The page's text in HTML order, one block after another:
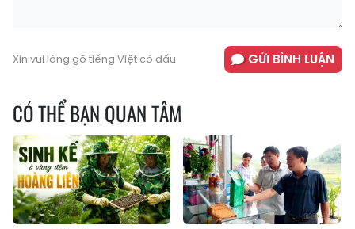
Xin vui lòng gõ tiếng Việt có dấu GỬI BÌNH LUẬN
CÓ THỂ BẠN QUAN TÂM